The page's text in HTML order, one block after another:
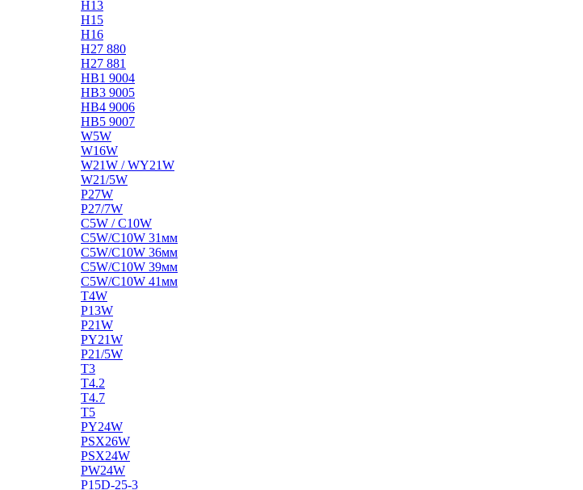
H13
H15
H16
H27 880
H27 881
HB1 9004
HB3 9005
HB4 9006
HB5 9007
W5W
W16W
W21W / WY21W
W21/5W
P27W
P27/7W
C5W / C10W
C5W/C10W 31мм
C5W/C10W 36мм
C5W/C10W 39мм
C5W/C10W 41мм
T4W
P13W
P21W
PY21W
P21/5W
T3
T4.2
T4.7
T5
PY24W
PSX26W
PSX24W
PW24W
P15D-25-3